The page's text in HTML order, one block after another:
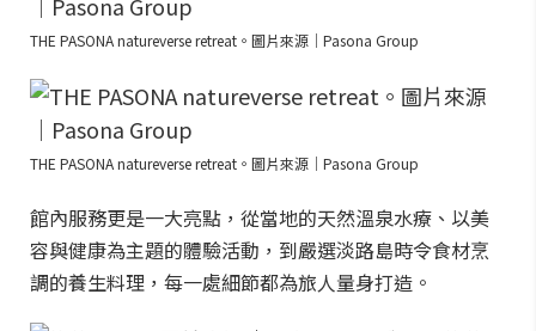
THE PASONA natureverse retreat。圖片來源｜Pasona Group
THE PASONA natureverse retreat。圖片來源｜Pasona Group
館內服務更是一大亮點，從當地的天然溫泉水療、以美
容與健康為主題的體驗活動，到嚴選淡路島時令食材烹
調的養生料理，每一處細節都為旅人量身打造。